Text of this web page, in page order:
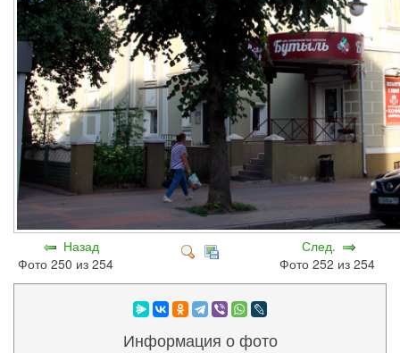
Назад
Фото 250 из 254
След.
Фото 252 из 254
Информация о фото